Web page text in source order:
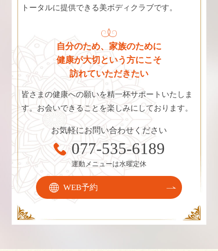
トータルに提供できる美ボディクラブです。
自分のため、家族のために
健康が大切という方にこそ
訪れていただきたい
皆さまの健康への願いを精一杯サポートいたしま
す。お会いできることを楽しみにしております。
お気軽にお問い合わせください
077-535-6189
運動メニューは水曜定休
WEB予約